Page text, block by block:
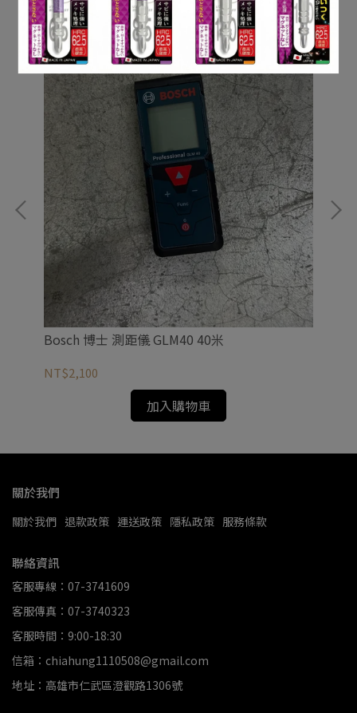
Bosch 博士 測距儀 GLM40 40米
NT$2,100
加入購物車
關於我們
關於我們 退款政策 運送政策 隱私政策 服務條款
聯絡資訊
客服專線：07-3741609
客服傳真：07-3740323
客服時間：9:00-18:30
信箱：chiahung1110508@gmail.com
地址：高雄市仁武區澄觀路1306號